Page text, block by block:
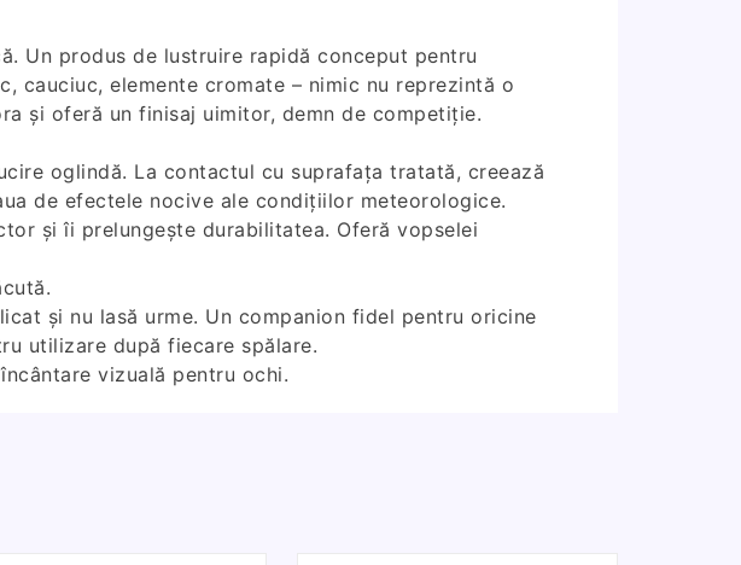
Un produs de lustruire rapidă conceput pentru
cauciuc, elemente cromate – nimic nu reprezintă o
și oferă un finisaj uimitor, demn de competiție.
oglindă. La contactul cu suprafața tratată, creează
de efectele nocive ale condițiilor meteorologice.
și îi prelungește durabilitatea. Oferă vopselei
și nu lasă urme. Un companion fidel pentru oricine
utilizare după fiecare spălare.
vizuală pentru ochi.